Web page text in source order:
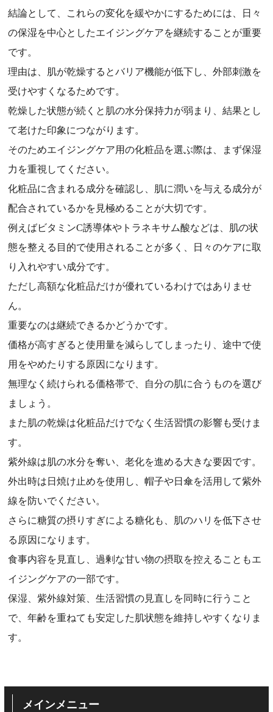
結論として、これらの変化を緩やかにするためには、日々
の保湿を中心としたエイジングケアを継続することが重要
です。
理由は、肌が乾燥するとバリア機能が低下し、外部刺激を
受けやすくなるためです。
乾燥した状態が続くと肌の水分保持力が弱まり、結果とし
て老けた印象につながります。
そのためエイジングケア用の化粧品を選ぶ際は、まず保湿
力を重視してください。
化粧品に含まれる成分を確認し、肌に潤いを与える成分が
配合されているかを見極めることが大切です。
例えばビタミンC誘導体やトラネキサム酸などは、肌の状
態を整える目的で使用されることが多く、日々のケアに取
り入れやすい成分です。
ただし高額な化粧品だけが優れているわけではありませ
ん。
重要なのは継続できるかどうかです。
価格が高すぎると使用量を減らしてしまったり、途中で使
用をやめたりする原因になります。
無理なく続けられる価格帯で、自分の肌に合うものを選び
ましょう。
また肌の乾燥は化粧品だけでなく生活習慣の影響も受けま
す。
紫外線は肌の水分を奪い、老化を進める大きな要因です。
外出時は日焼け止めを使用し、帽子や日傘を活用して紫外
線を防いでください。
さらに糖質の摂りすぎによる糖化も、肌のハリを低下させ
る原因になります。
食事内容を見直し、過剰な甘い物の摂取を控えることもエ
イジングケアの一部です。
保湿、紫外線対策、生活習慣の見直しを同時に行うこと
で、年齢を重ねても安定した肌状態を維持しやすくなりま
す。
メインメニュー